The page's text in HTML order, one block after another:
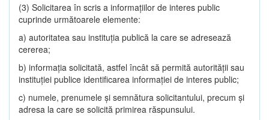
(3) Solicitarea în scris a informaţiilor de interes public
cuprinde următoarele elemente:
a) autoritatea sau instituţia publică la care se adresează
cererea;
b) informaţia solicitată, astfel încât să permită autorităţii sau
instituţiei publice identificarea informaţiei de interes public;
c) numele, prenumele şi semnătura solicitantului, precum şi
adresa la care se solicită primirea răspunsului.